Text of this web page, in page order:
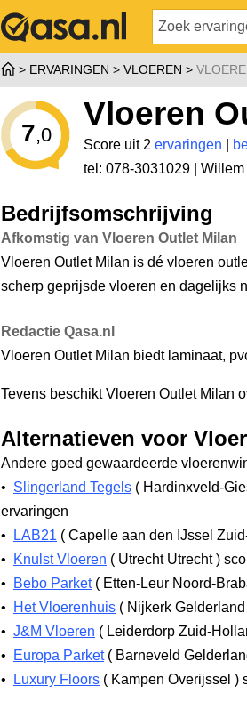
ERVARINGEN VLOEREN
7,0
Vloeren
Score uit 2 ervaringen
tel: 078-3031029 | Willem
Bedrijfsomschrijving
Afkomstig van Vloeren Outlet Milan
Vloeren Outlet Milan is dé vloeren
scherp geprijsde vloeren en dagelijks
Redactie Qasa.nl
Vloeren Outlet Milan biedt laminaat,
Tevens beschikt Vloeren Outlet Milan
Alternatieven voor
Andere goed gewaardeerde
• Slingerland Tegels ( Hardinxveld-
ervaringen
•
LAB21 ( Capelle aan den IJssel
•
Knulst Vloeren ( Utrecht Utrecht)
•
Bebo Parket ( Etten-Leur Noord-
•
Het Vloerenhuis ( Nijkerk Gelderland
• J&M Vloeren ( Leiderdorp Zuid-
•
Europa Parket ( Barneveld
•
Luxury Floors ( Kampen Overijssel )